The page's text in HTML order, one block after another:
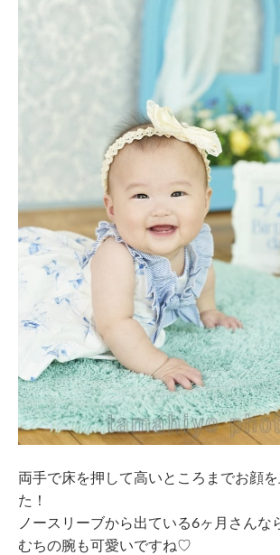
両手で床を押して高いところまでお顔
た！
ノースリーブから出ている6ヶ月さんな
むちの腕も可愛いですね♡